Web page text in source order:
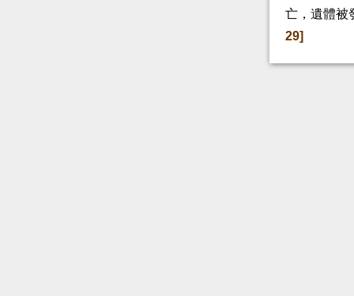
亡，遺體被
29]